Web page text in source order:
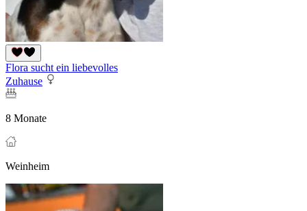
Flora sucht ein liebevolles
Zuhause
8 Monate
Weinheim